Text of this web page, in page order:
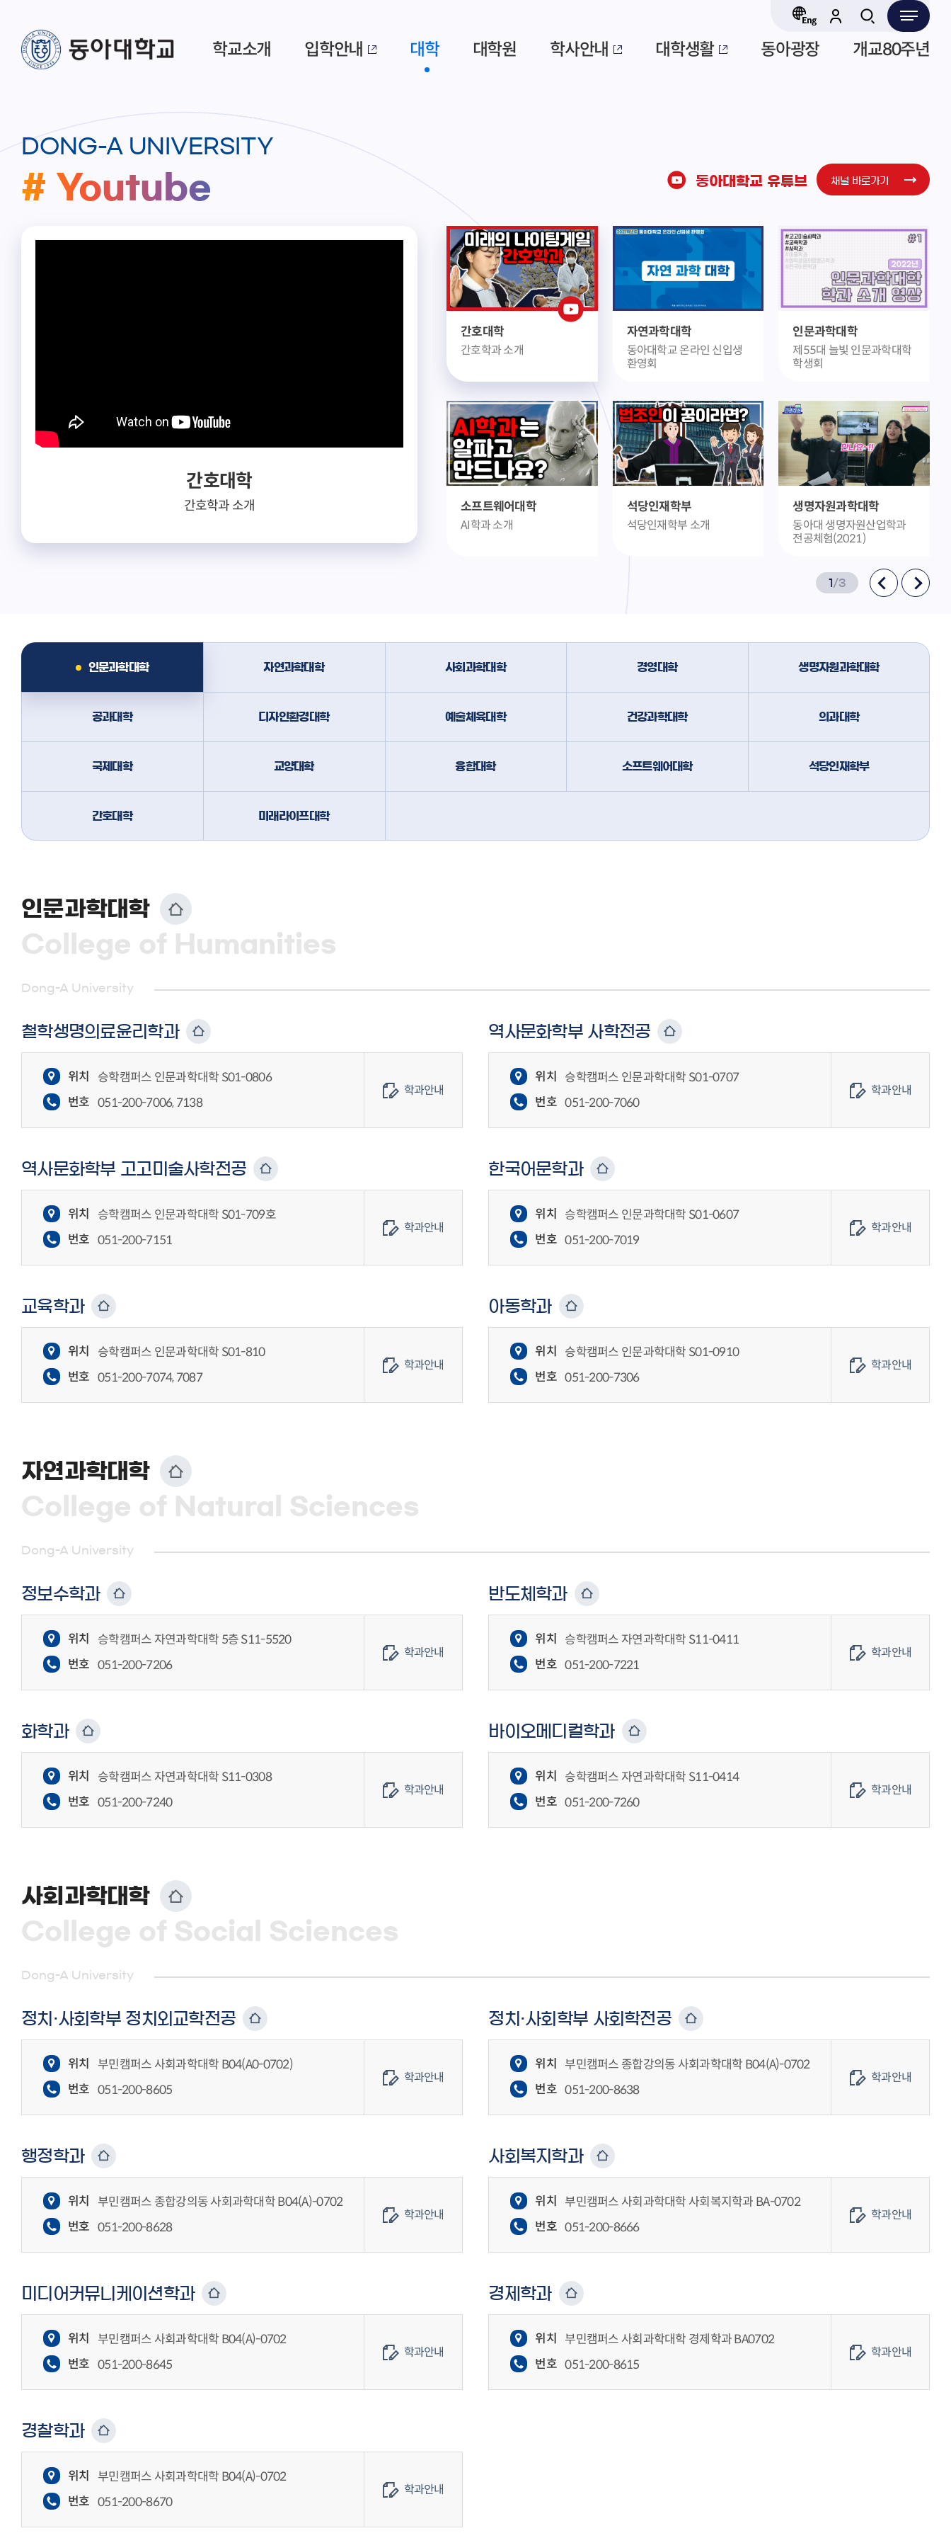
학교소개 입학안내 대학 대학원 학사안내 대학생활 동아광장 개교80주년
DONG-A UNIVERSITY
# Youtube 동아대학교 유튜브 채널 바로가기
간호대학
간호학과 소개
간호대학
간호학과 소개
자연과학대학
동아대학교 온라인 신입생
환영회
인문과학대학
제55대 늘빛 인문과학대학
학생회
소프트웨어대학
AI학과 소개
석당인재학부
석당인재학부 소개
생명자원과학대학
동아대 생명자원산업학과
전공체험(2021)
1/3
인문과학대학 자연과학대학 사회과학대학 경영대학 생명자원과학대학
공과대학 디자인환경대학 예술체육대학 건강과학대학 의과대학
국제대학 교양대학 융합대학 소프트웨어대학 석당인재학부
간호대학 미래라이프대학
인문과학대학
College of Humanities
Dong-A University
철학생명의료윤리학과
위치
승학캠퍼스 인문과학대학 S01-0806
번호 051-200-7006, 7138
학과안내
역사문화학부 사학전공
위치
승학캠퍼스 인문과학대학 S01-0707
번호 051-200-7060
학과안내
역사문화학부 고고미술사학전공
위치
승학캠퍼스 인문과학대학 S01-709호
번호 051-200-7151
학과안내
한국어문학과
위치
승학캠퍼스 인문과학대학 S01-0607
번호 051-200-7019
학과안내
교육학과
위치
승학캠퍼스 인문과학대학 S01-810
번호 051-200-7074, 7087
학과안내
아동학과
위치
승학캠퍼스 인문과학대학 S01-0910
번호 051-200-7306
학과안내
자연과학대학
College of Natural Sciences
Dong-A University
정보수학과
위치
승학캠퍼스 자연과학대학 5층 S11-5520
번호 051-200-7206
학과안내
반도체학과
위치
승학캠퍼스 자연과학대학 S11-0411
번호 051-200-7221
학과안내
화학과
위치
승학캠퍼스 자연과학대학 S11-0308
번호 051-200-7240
학과안내
바이오메디컬학과
위치
승학캠퍼스 자연과학대학 S11-0414
번호 051-200-7260
학과안내
사회과학대학
College of Social Sciences
Dong-A University
정치·사회학부 정치외교학전공
위치
부민캠퍼스 사회과학대학 B04(A0-0702)
번호 051-200-8605
학과안내
정치·사회학부 사회학전공
위치
부민캠퍼스 종합강의동 사회과학대학 B04(A)-0702
번호 051-200-8638
학과안내
행정학과
위치
부민캠퍼스 종합강의동 사회과학대학 B04(A)-0702
번호 051-200-8628
학과안내
사회복지학과
위치
부민캠퍼스 사회과학대학 사회복지학과 BA-0702
번호 051-200-8666
학과안내
미디어커뮤니케이션학과
위치
부민캠퍼스 사회과학대학 B04(A)-0702
번호 051-200-8645
학과안내
경제학과
위치
부민캠퍼스 사회과학대학 경제학과 BA0702
번호 051-200-8615
학과안내
경찰학과
위치
부민캠퍼스 사회과학대학 B04(A)-0702
번호 051-200-8670
학과안내